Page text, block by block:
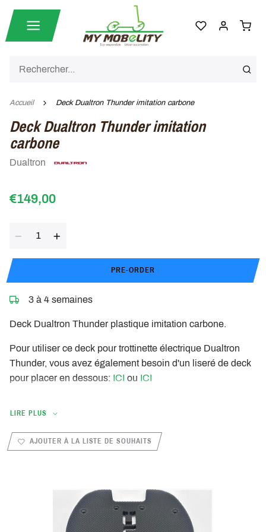
Accueil Deck Dualtron Thunder imitation carbone
Deck Dualtron Thunder imitation
carbone
Dualtron
€149,00
PRE-ORDER
3 à 4 semaines
Deck Dualtron Thunder plastique imitation carbone.
Pour utiliser ce deck pour trottinette électrique Dualtron
Thunder, vous avez également besoin d'un liseré de deck
pour placer en dessous: ICI ou ICI
LIRE PLUS
AJOUTER À LA LISTE DE SOUHAITS